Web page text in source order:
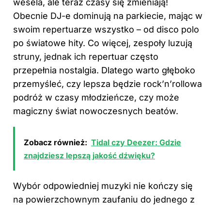
wesela, ale teraz czasy się zmieniają!
Obecnie DJ-e dominują na parkiecie, mając w
swoim repertuarze wszystko – od disco polo
po światowe hity. Co więcej, zespoły luzują
struny, jednak ich repertuar często
przepełnia nostalgia. Dlatego warto głęboko
przemyśleć, czy lepsza będzie rock’n’rollowa
podróż w czasy młodzieńcze, czy może
magiczny świat nowoczesnych beatów.
Zobacz również: Tidal czy Deezer: Gdzie
znajdziesz lepszą jakość dźwięku?
Wybór odpowiedniej muzyki nie kończy się
na powierzchownym zaufaniu do jednego z